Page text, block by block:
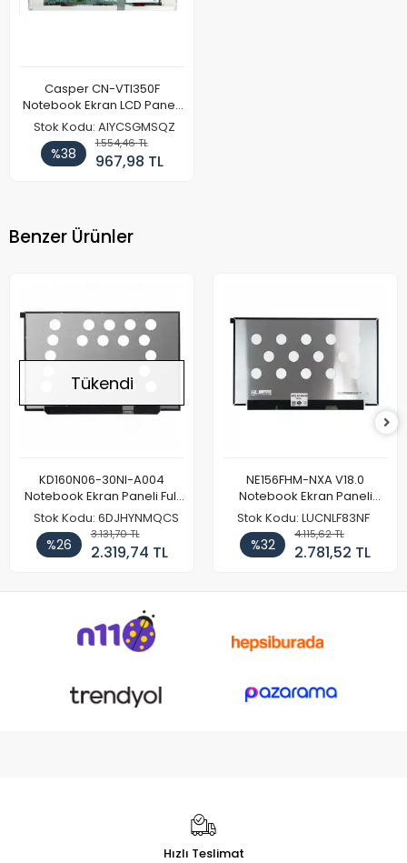
Casper CN-VTI350F
Notebook Ekran LCD Paneli
(Ref)
Stok Kodu: AIYCSGMSQZ
%38
1.554,46 TL
967,98 TL
Benzer Ürünler
Tükendi
KD160N06-30NI-A004
Notebook Ekran Paneli Full
HD
Stok Kodu: 6DJHYNMQCS
%26
3.131,70 TL
2.319,74 TL
NE156FHM-NXA V18.0
Notebook Ekran Paneli
144Hz
Stok Kodu: LUCNLF83NF
%32
4.115,62 TL
2.781,52 TL
Hızlı Teslimat